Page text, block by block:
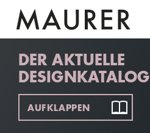
DER AKTUELLE
DESIGNKATALOG
AUFKLAPPEN